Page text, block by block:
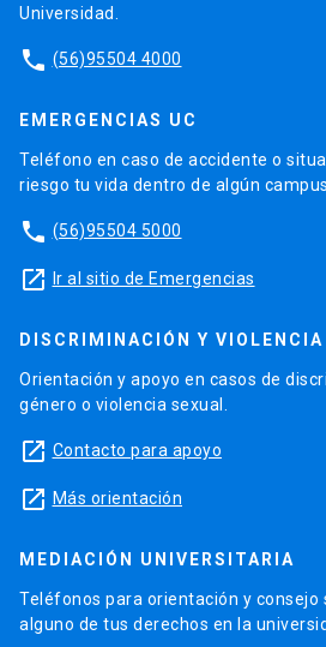
Universidad.
phone (56)95504 4000
EMERGENCIAS UC
Teléfono en caso de accidente o
riesgo tu vida dentro de algún
phone (56)95504 5000
launch Ir al sitio de Emergencias
DISCRIMINACIÓN Y VIOLENCIA
Orientación y apoyo en casos de
género o violencia sexual.
launch Contacto para apoyo
launch Más orientación
MEDIACIÓN UNIVERSITARIA
Teléfonos para orientación y consejo
alguno de tus derechos en la